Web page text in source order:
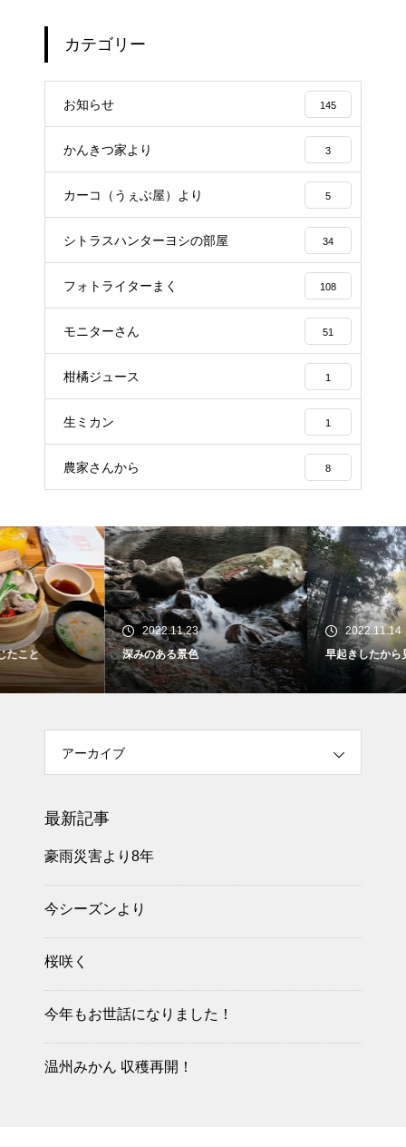
カテゴリー
お知らせ 145
かんきつ家より 3
カーコ（うぇぶ屋）より 5
シトラスハンターヨシの部屋 34
フォトライターまく 108
モニターさん 51
柑橘ジュース 1
生ミカン 1
農家さんから 8
2022.11.23
深みのある景色
2022.11.14
早起きしたから見れたもの
アーカイブ
最新記事
豪雨災害より8年
今シーズンより
桜咲く
今年もお世話になりました！
温州みかん 収穫再開！